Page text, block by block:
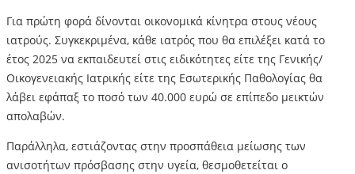
Για πρώτη φορά δίνονται οικονομικά κίνητρα στους νέους
ιατρούς. Συγκεκριμένα, κάθε ιατρός που θα επιλέξει κατά το
έτος 2025 να εκπαιδευτεί στις ειδικότητες είτε της Γενικής/
Οικογενειακής Ιατρικής είτε της Εσωτερικής Παθολογίας θα
λάβει εφάπαξ το ποσό των 40.000 ευρώ σε επίπεδο μεικτών
απολαβών.
Παράλληλα, εστιάζοντας στην προσπάθεια μείωσης των
ανισοτήτων πρόσβασης στην υγεία, θεσμοθετείται ο